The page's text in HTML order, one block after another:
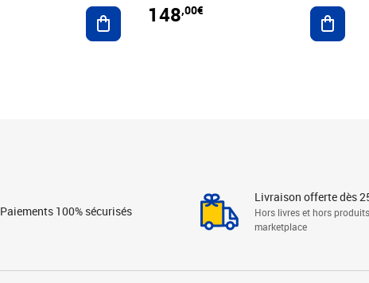
Ajouter au panier
148,00€
Paiements 100% sécurisés
Livraison offerte dès
Hors livres et hors produits
marketplace